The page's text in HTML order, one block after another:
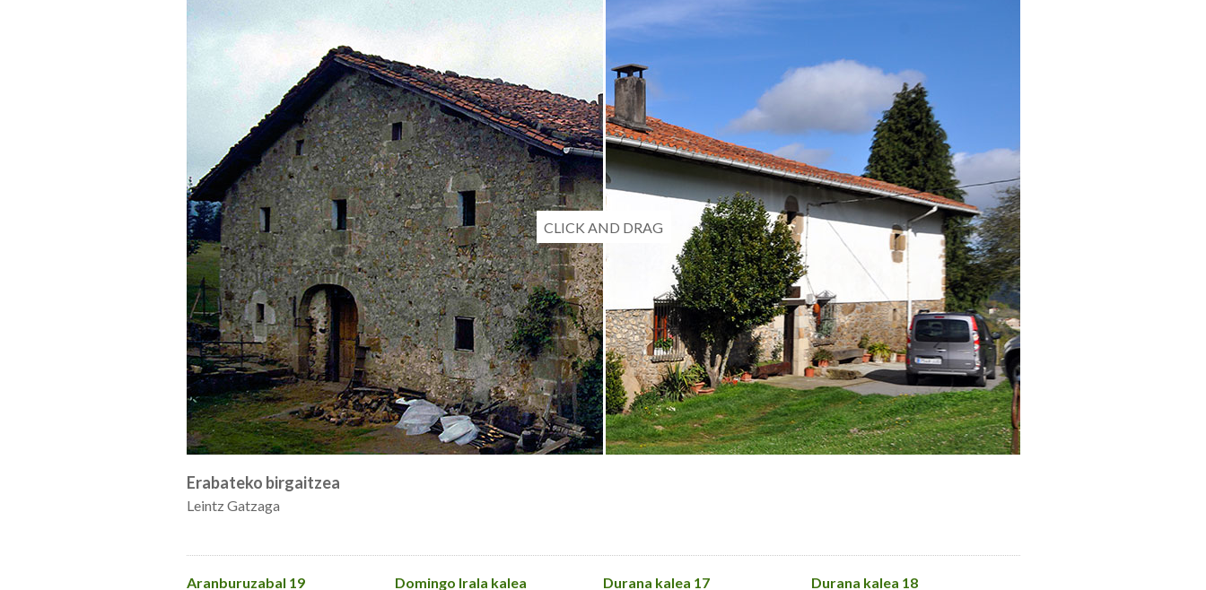
CLICK AND DRAG
Erabateko birgaitzea
Leintz Gatzaga
Aranburuzabal 19 Domingo Irala kalea Durana kalea 17 Durana kalea 18